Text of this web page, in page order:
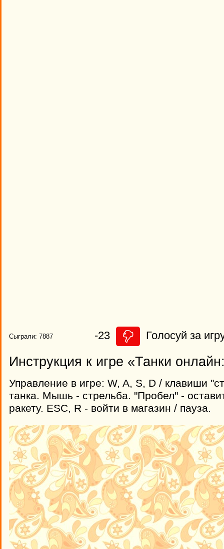
Сыграли: 7887 -23 Голосуй за
Инструкция к игре «Танки
Управление в игре: W, A, S, D / клавиши
танка. Мышь - стрельба. "Пробел" -
ракету. ESC, R - войти в магазин / пауза.